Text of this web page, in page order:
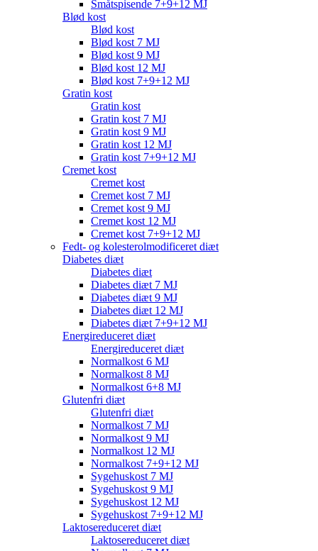
Småtspisende 7+9+12 MJ
Blød kost
Blød kost
Blød kost 7 MJ
Blød kost 9 MJ
Blød kost 12 MJ
Blød kost 7+9+12 MJ
Gratin kost
Gratin kost
Gratin kost 7 MJ
Gratin kost 9 MJ
Gratin kost 12 MJ
Gratin kost 7+9+12 MJ
Cremet kost
Cremet kost
Cremet kost 7 MJ
Cremet kost 9 MJ
Cremet kost 12 MJ
Cremet kost 7+9+12 MJ
Fedt- og kolesterolmodificeret diæt
Diabetes diæt
Diabetes diæt
Diabetes diæt 7 MJ
Diabetes diæt 9 MJ
Diabetes diæt 12 MJ
Diabetes diæt 7+9+12 MJ
Energireduceret diæt
Energireduceret diæt
Normalkost 6 MJ
Normalkost 8 MJ
Normalkost 6+8 MJ
Glutenfri diæt
Glutenfri diæt
Normalkost 7 MJ
Normalkost 9 MJ
Normalkost 12 MJ
Normalkost 7+9+12 MJ
Sygehuskost 7 MJ
Sygehuskost 9 MJ
Sygehuskost 12 MJ
Sygehuskost 7+9+12 MJ
Laktosereduceret diæt
Laktosereduceret diæt